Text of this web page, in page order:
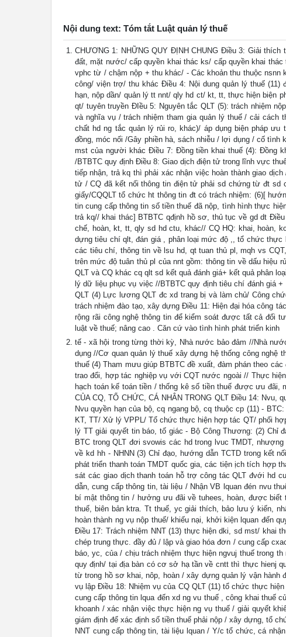
Nội dung text: Tóm tắt Luật quản lý thuế
CHƯƠNG 1: NHỮNG QUY ĐỊNH CHUNG Điều 3: Giải
đất, mặt nước/ cấp quyền khai thác ks/ cấp quyền khai
vphc từ / chậm nộp + thu khác/ - Các khoản thu thuộc
công/ viện trợ/ thu khác Điều 4: Nội dung quản lý thuế (11)
hạn, nộp dần/ quản lý tt nnt/ qly hd ct/ kt, tt, thực hiện biện
qt/ tuyên truyền ĐIều 5: Nguyên tắc QLT (5): trách nhiệm
và nghĩa vụ / trách nhiệm tham gia quản lý thuế / cải cách
chất hd ng tắc quản lý rủi ro, khác)/ áp dụng biện pháp
đồng, móc nối /Gây phiền hà, sách nhiễu / lợi dụng / cố
mst của người khác Điều 7: Đồng tiền khai thuế (4): Đồng
/BTBTC quy định Điều 8: Giao dịch điện tử trong lĩnh vực
tiếp nhận, trả kq thì phải xác nhận việc hoàn thành giao
tử / CQ đã kết nối thông tin điện tử phải sd chứng từ đt sd
giấy/CQQLT tổ chức ht thông tin đt có trách nhiệm: (6)[
tin cung cấp thông tin số tiền thuế đã nộp, tình hình thực
trả kq// khai thác] BTBTC qđịnh hồ sơ, thủ tục về gd dt
chế, hoàn, kt, tt, qly sd hd ctu, khác// CQ HQ: khai, hoàn,
dựng tiêu chí qlt, đán giá , phân loại mức độ ,, tổ chức
các tiêu chí, thông tin về lsu hd, qt tuan thủ pl, mqh vs
trên mức độ tuân thủ pl của nnt gồm: thông tin về dấu hiệu
QLT và CQ khác cq qlt sd kết quả đánh giá+ kết quả phân
lý dữ liệu phục vụ việc //BTBTC quy định tiêu chí đánh giá
QLT (4) Lực lương QLT đc xd trang bị và làm chủ/ Công
trách nhiệm đào tạo, xây dựng Điều 11: Hiện đại hóa công
rộng rãi công nghệ thông tin để kiểm soát được tất cả đối
luật về thuế; nâng cao . Căn cứ vào tình hình phát triển kinh
tế - xã hội trong từng thời kỳ, Nhà nước bảo đảm //Nhà
dụng //Cơ quan quản lý thuế xây dựng hệ thống công
thuế (4) Tham mưu giúp BTBTC đề xuất, đàm phán theo
trao đổi, hợp tác nghiệp vụ với CQT nước ngoài // Thực
hạch toán kế toán tiền / thống kê số tiền thuế được ưu đãi,
CỦA CQ, TỔ CHỨC, CÁ NHÂN TRONG QLT Điều 14: Nvu,
Nvu quyền hạn của bộ, cq ngang bộ, cq thuộc cp (11) -
KT, TT/ Xử lý VPPL/ Tổ chức thực hiện hợp tác QT/ phối
lý TT giải quyết tin báo, tố giác - Bộ Công Thương: (2)
BTC trong QLT đơi svowis các hd trong lvuc TMDT,
về kd hh - NHNN (3) Chỉ đạo, hướng dẫn TCTD trong kết
phát triển thanh toán TMDT quốc gia, các tiện ịch tích hợp
sát các giao dịch thanh toán hỗ trợ công tác QLT đvới hd
dẫn, cung cấp thông tin, tài liệu / Nhận VB lquan đén nvu
bí mật thông tin / hưởng ưu đãi về tuhees, hoàn, được
thuế, biên bản ktra. Tt thuế, yc giải thích, bảo lưu ý kiến,
hoàn thành ng vụ nộp thuế/ khiếu nại, khởi kiện lquan đến
Điều 17: Trách nhiệm NNT (13) thực hiện dki, sd mst/ khai
chép trung thực. đầy đủ / lập và giao hóa đơn / cung cấp
báo, yc, của / chịu trách nhiệm thực hiện ngvuj thuế trong
quy định/ tại địa bàn có cơ sở hạ tần về cntt thì thực hienj
từ trong hồ sơ khai, nôp, hoàn / xây dựng quản lý vận hành
vụ lập Điều 18: Nhiệm vụ của CQ QLT (11) tổ chức thực
cung cấp thông tin lqua đến xd ng vu thuế , công khai thuế
khoanh / xác nhận việc thực hiện ng vụ thuế / giải quyết
giám định để xác định số tiền thuế phải nộp / xây dựng, tổ
NNT cung cấp thông tin, tài liệu lquan / Y/c tổ chức, cá